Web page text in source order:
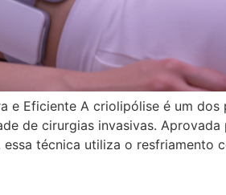
e Eficiente A criolipólise é um
de cirurgias invasivas. Aprovada
essa técnica utiliza o resfriamento